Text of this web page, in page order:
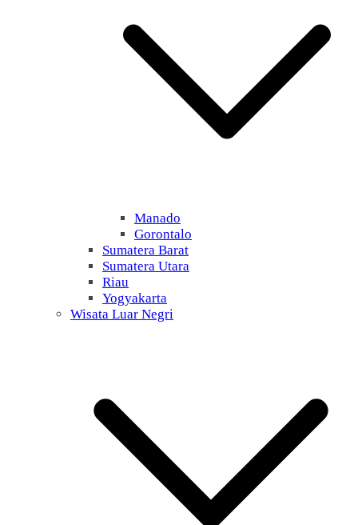
Manado
Gorontalo
Sumatera Barat
Sumatera Utara
Riau
Yogyakarta
Wisata Luar Negri